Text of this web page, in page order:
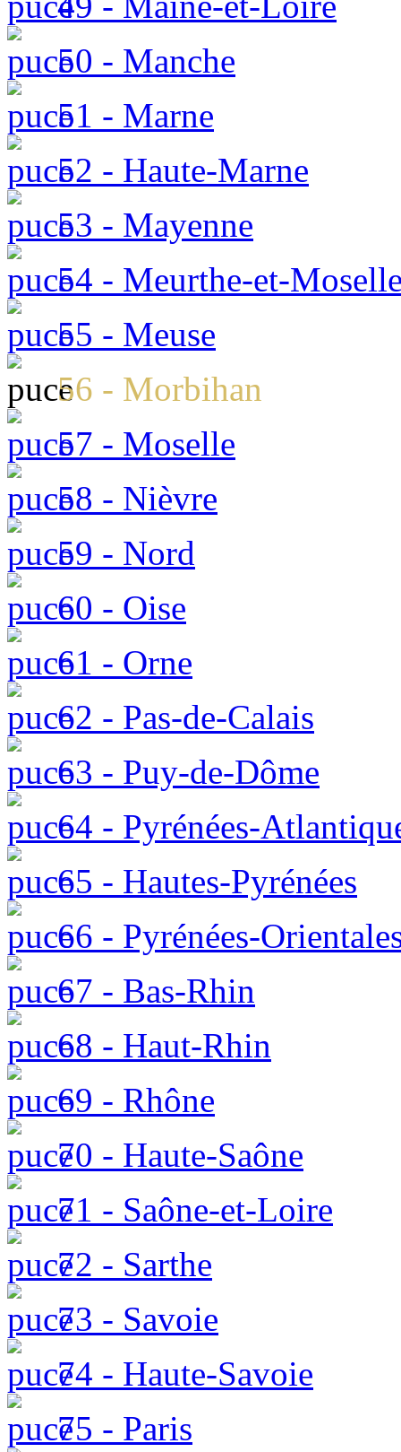
50 - Manche
51 - Marne
52 - Haute-Marne
53 - Mayenne
54 - Meurthe-et-
55 - Meuse
56 - Morbihan
57 - Moselle
58 - Nièvre
59 - Nord
60 - Oise
61 - Orne
62 - Pas-de-Calais
63 - Puy-de-Dôme
64 - Pyrénées-
65 - Hautes-Pyrénées
66 - Pyrénées-
67 - Bas-Rhin
68 - Haut-Rhin
69 - Rhône
70 - Haute-Saône
71 - Saône-et-Loire
72 - Sarthe
73 - Savoie
74 - Haute-Savoie
75 - Paris